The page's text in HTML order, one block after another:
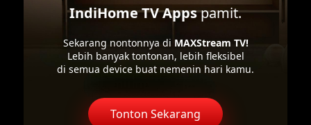
IndiHome TV Appspamit.
Sekarang nontonnya di MAXStream TV!
Lebih banyak tontonan, lebih fleksibel
di semua device buat nemenin hari kamu.
Tonton Sekarang